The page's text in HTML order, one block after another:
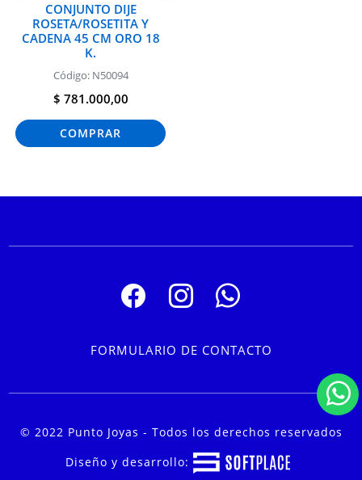
CONJUNTO DIJE
ROSETA/ROSETITA Y
CADENA 45 CM ORO 18
K.
Código: N50094
$ 781.000,00
COMPRAR
FORMULARIO DE CONTACTO
© 2022 Punto Joyas - Todos los derechos reservados
Diseño y desarrollo: